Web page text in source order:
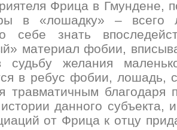
Фрица в Гмундене,
в «лошадку» – всего
себе знать
материал фобии,
желания
в ребус фобии, лошадь,
травматичным благодаря
данного субъекта,
от Фрица к отцу